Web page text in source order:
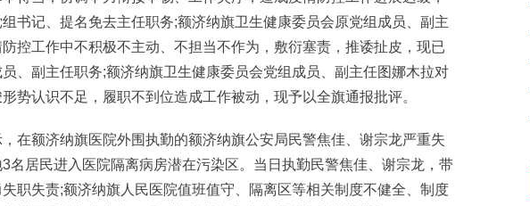
书记、提名免去主任职务;额济纳旗卫生健康委员会原党组成员、副主
控工作中不积极不主动、不担当不作为，敷衍塞责，推诿扯皮，现已
、副主任职务;额济纳旗卫生健康委员会党组成员、副主任图娜木拉对
势认识不足，履职不到位造成工作被动，现予以全旗通报批评。
额济纳旗医院外围执勤的额济纳旗公安局民警焦佳、谢宗龙严重失
名居民进入医院隔离病房潜在污染区。当日执勤民警焦佳、谢宗龙，带
职失责;额济纳旗人民医院值班值守、隔离区等相关制度不健全、制度